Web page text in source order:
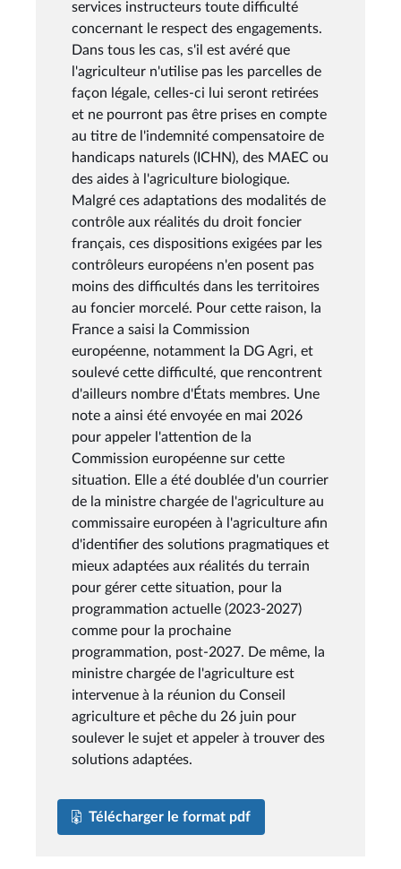
services instructeurs toute difficulté
concernant le respect des engagements.
Dans tous les cas, s'il est avéré que
l'agriculteur n'utilise pas les parcelles de
façon légale, celles-ci lui seront retirées
et ne pourront pas être prises en compte
au titre de l'indemnité compensatoire de
handicaps naturels (ICHN), des MAEC ou
des aides à l'agriculture biologique.
Malgré ces adaptations des modalités de
contrôle aux réalités du droit foncier
français, ces dispositions exigées par les
contrôleurs européens n'en posent pas
moins des difficultés dans les territoires
au foncier morcelé. Pour cette raison, la
France a saisi la Commission
européenne, notamment la DG Agri, et
soulevé cette difficulté, que rencontrent
d'ailleurs nombre d'États membres. Une
note a ainsi été envoyée en mai 2026
pour appeler l'attention de la
Commission européenne sur cette
situation. Elle a été doublée d'un courrier
de la ministre chargée de l'agriculture au
commissaire européen à l'agriculture afin
d'identifier des solutions pragmatiques et
mieux adaptées aux réalités du terrain
pour gérer cette situation, pour la
programmation actuelle (2023-2027)
comme pour la prochaine
programmation, post-2027. De même, la
ministre chargée de l'agriculture est
intervenue à la réunion du Conseil
agriculture et pêche du 26 juin pour
soulever le sujet et appeler à trouver des
solutions adaptées.
Télécharger le format pdf